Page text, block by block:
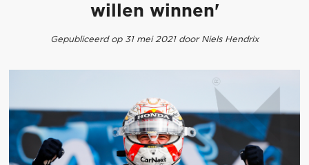
willen winnen'
Gepubliceerd op 31 mei 2021 door Niels Hendrix